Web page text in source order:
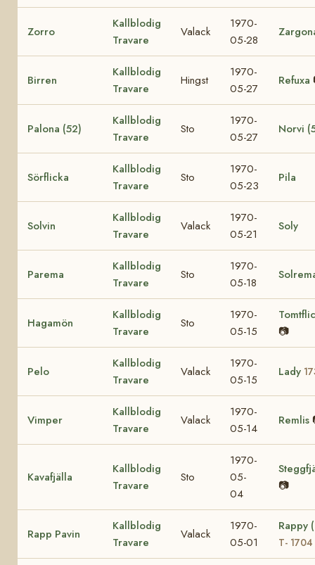
Zorro
Kallblodig
Travare
Valack
1970-
05-28
Birren
Kallblodig
Travare
Hingst
1970-
05-27
Refuxa
Palona (52)
Kallblodig
Travare
Sto
1970-
05-27
Norvi
Sörflicka
Kallblodig
Travare
Sto
1970-
05-23
Pila
Solvin
Kallblodig
Travare
Valack
1970-
05-21
Soly
Parema
Kallblodig
Travare
Sto
1970-
05-18
Hagamön
Kallblodig
Travare
Sto
1970-
05-15
📷
Pelo
Kallblodig
Travare
Valack
1970-
05-15
Lady
Vimper
Kallblodig
Travare
Valack
1970-
05-14
Remlis
Kavafjälla
Kallblodig
Travare
Sto
1970-
05-
04
📷
Rapp Pavin
Kallblodig
Travare
Valack
1970-
05-01
Rappy
T- 1704